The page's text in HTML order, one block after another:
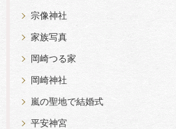
宗像神社
家族写真
岡崎つる家
岡崎神社
嵐の聖地で結婚式
平安神宮